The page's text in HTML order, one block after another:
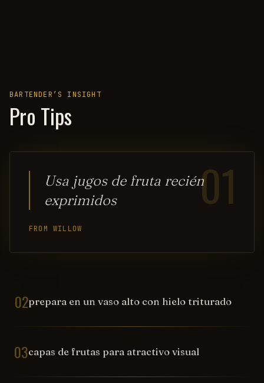
BARTENDER’S INSIGHT
Pro Tips
01
Usa jugos de fruta recién
exprimidos
FROM WILLOW
02prepara en un vaso alto con hielo triturado
03capas de frutas para atractivo visual